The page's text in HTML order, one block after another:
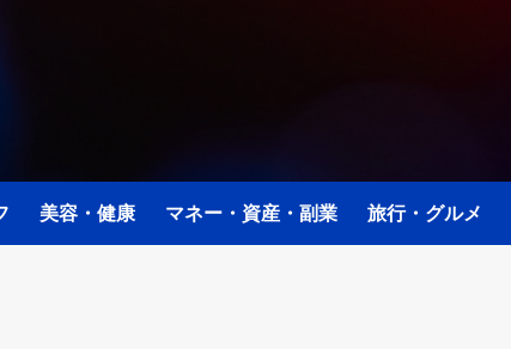
美容・健康 マネー・資産・副業 旅行・グルメ